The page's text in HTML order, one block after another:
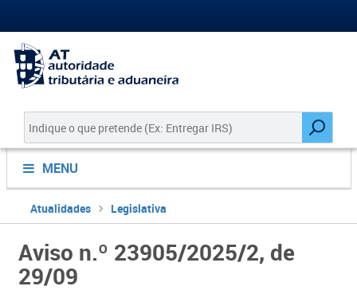
MENU
Atualidades Legislativa
Aviso n.º 23905/2025/2, de
29/09